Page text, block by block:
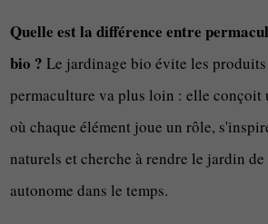
Quelle est la différence entre
bio ? Le jardinage bio évite les
permaculture va plus loin : elle conçoit
où chaque élément joue un rôle,
naturels et cherche à rendre le jardin
autonome dans le temps.